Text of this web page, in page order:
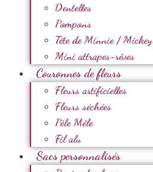
Dentelles
Pompons
Tête de Minnie / Mickey
Mini attrapes-rêves
Couronnes de fleurs
Fleurs artificielles
Fleurs séchées
Pèle Mêle
Fil alu
Sacs personnalisés